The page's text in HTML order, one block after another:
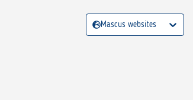
Mascus websites